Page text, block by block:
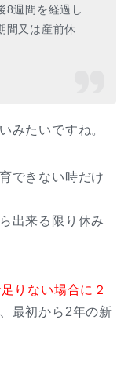
8週間を経過し
間又は産前休
みたいですね。
できない時だけ
出来る限り休み
りない場合に２
最初から2年の新